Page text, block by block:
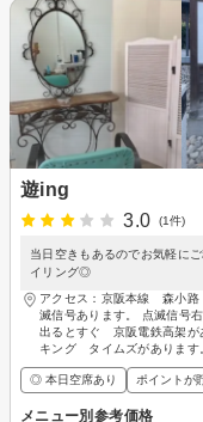
遊ing
3.0
(1件)
当日空きもあるのでお気軽に
イリング◎
アクセス：京阪本線 森小
滅信号あります。 点滅信号
出るとすぐ 京阪電鉄高架が
キング タイムズがあります
◎ 本日空席あり ポイントが
メニュー別参考価格